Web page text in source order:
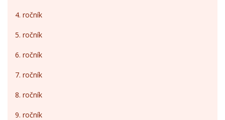
4. ročník
5. ročník
6. ročník
7. ročník
8. ročník
9. ročník